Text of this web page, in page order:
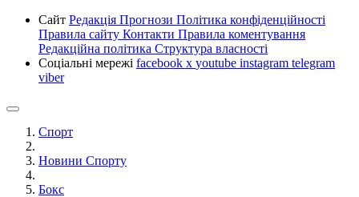
Сайт Редакція Прогнози Політика конфіденційності
Правила сайту Контакти Правила коментування
Редакційна політика Структура власності
Соціальні мережі facebook x youtube instagram telegram
viber
Спорт
Новини Спорту
Бокс